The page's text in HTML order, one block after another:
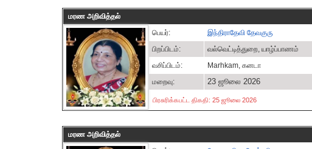
மரண அறிவித்தல்
பெயர்:
இந்திராதேவி தேவகுரு
பிறப்பிடம்:
வல்வெட்டித்துறை, யாழ்ப்பாணம்
வசிப்பிடம்:
Marhkam, கனடா
மறைவு:
23 ஜூலை 2026
பிரசுரிக்கபட்ட திகதி: 25 ஜூலை 2026
மரண அறிவித்தல்